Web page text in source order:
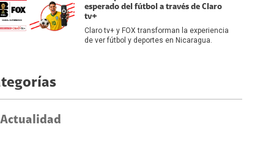
esperado del fútbol a través de Claro
tv+
Claro tv+ y FOX transforman la experiencia
de ver fútbol y deportes en Nicaragua.
Actualidad